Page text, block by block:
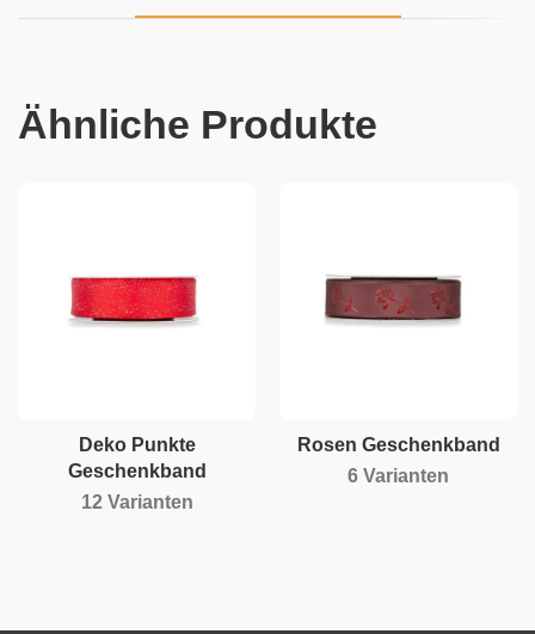
Ähnliche Produkte
Deko Punkte
Geschenkband
12 Varianten
Rosen Geschenkband
6 Varianten